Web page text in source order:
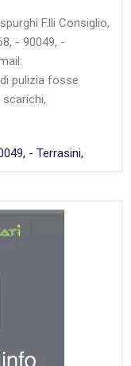
F.lli Consiglio,
- 90049, -
pulizia fosse
- Terrasini,